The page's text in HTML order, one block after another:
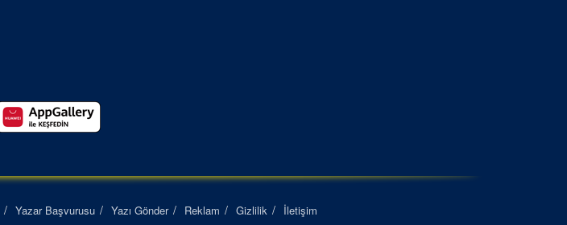
Yazar Başvurusu Yazı Gönder Reklam Gizlilik İletişim